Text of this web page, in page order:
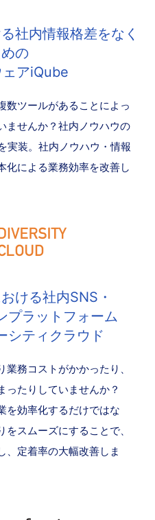
社内情報格差をなく
の
アiQube
数ツールがあることによっ
ませんか？社内ノウハウの
実装。社内ノウハウ・情報
化による業務効率を改善し
ける社内SNS・
プラットフォーム
シティクラウド
務コストがかかったり、
ったりしていませんか？
を効率化するだけではな
スムーズにすることで、
、定着率の大幅改善しま